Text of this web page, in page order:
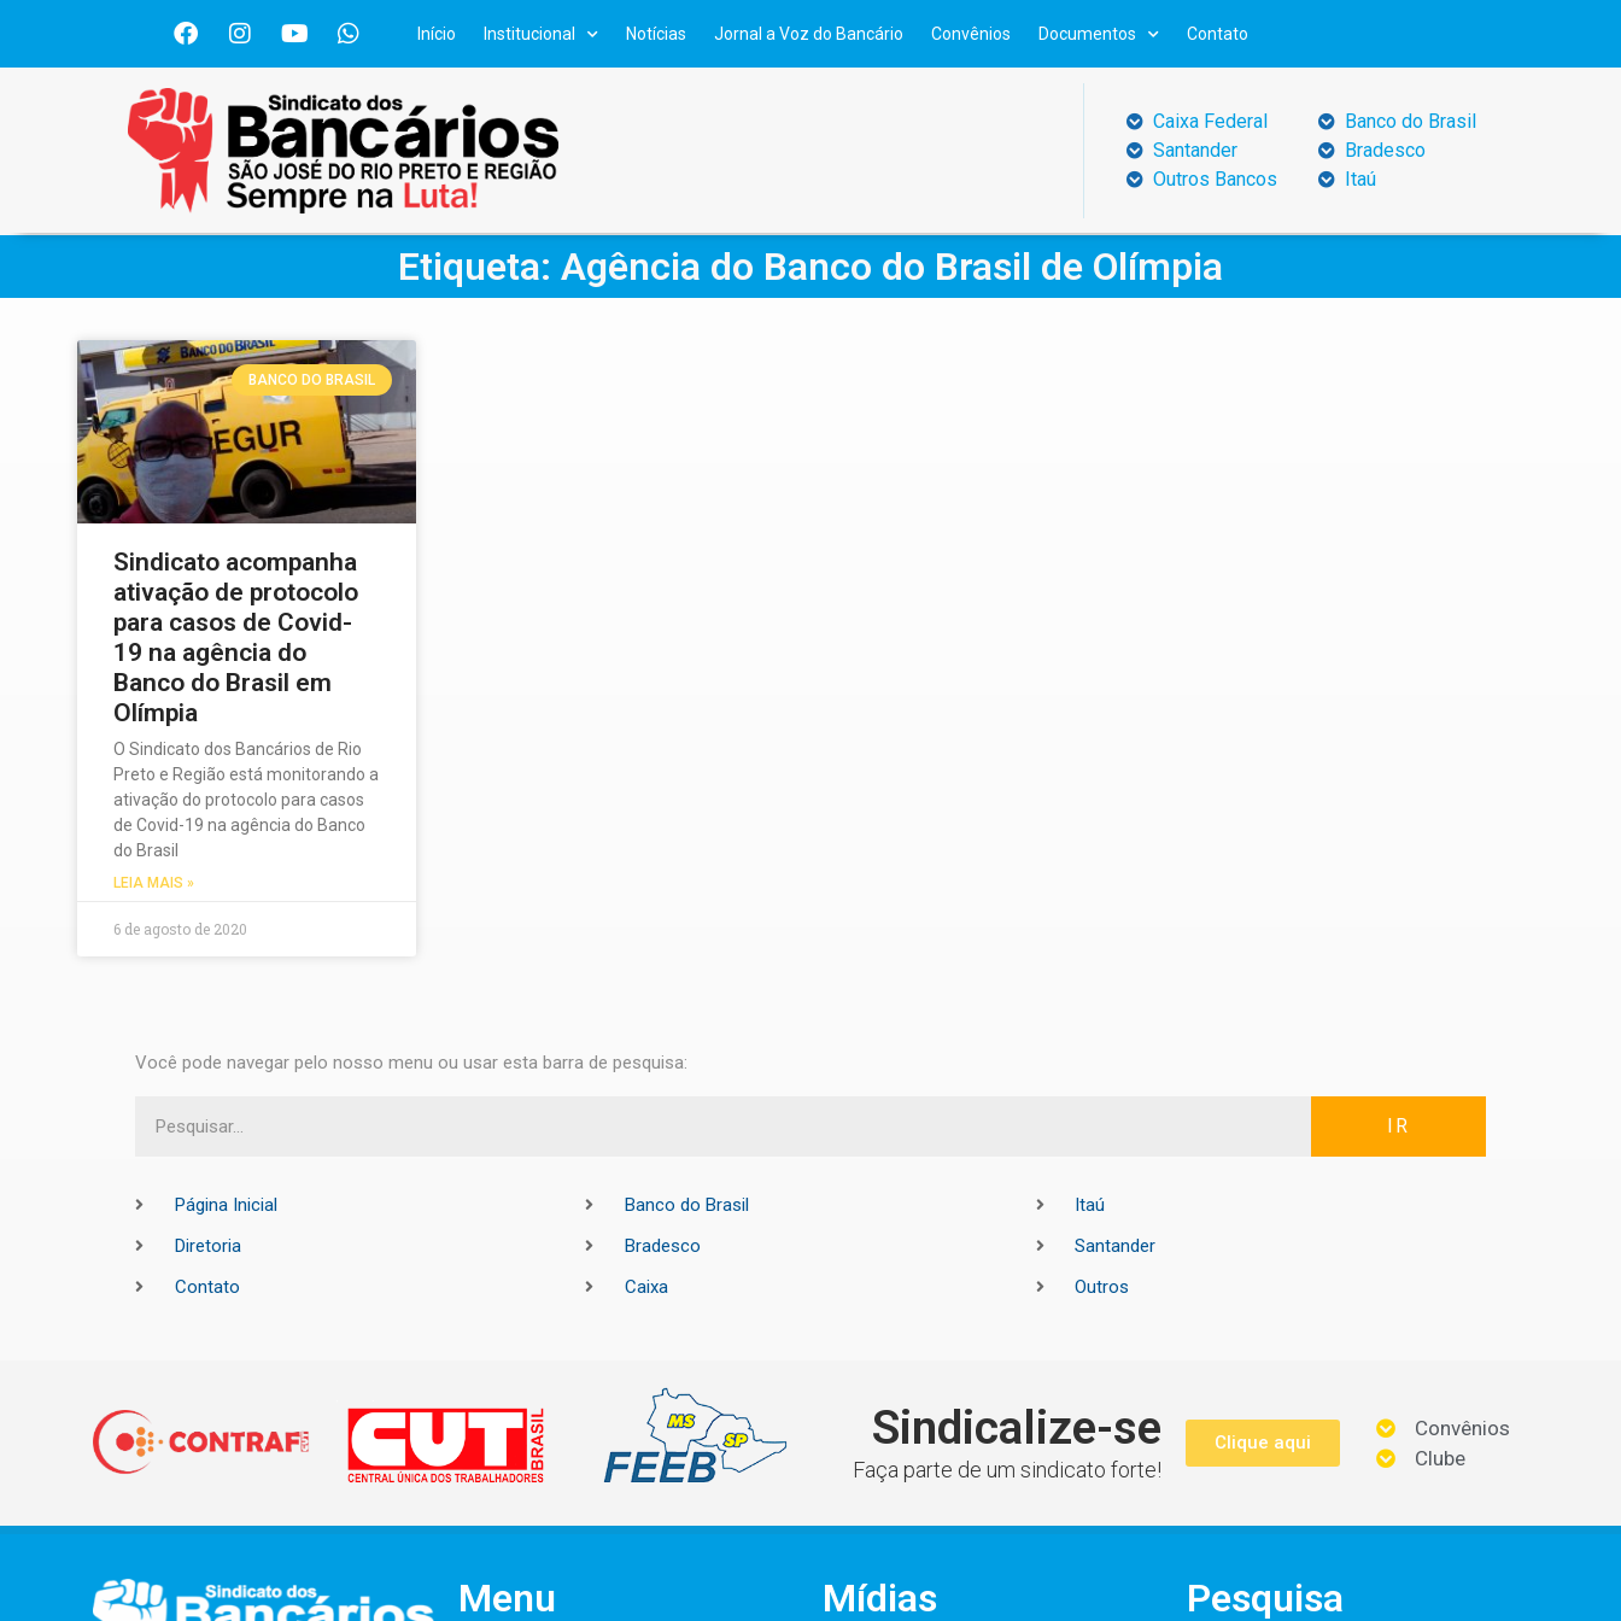
Início Institucional Notícias Jornal a Voz do Bancário Convênios Documentos Contato
Caixa Federal
Santander
Outros Bancos
Banco do Brasil
Bradesco
Itaú
Etiqueta: Agência do Banco do Brasil de Olímpia
BANCO DO BRASIL
Sindicato acompanha
ativação de protocolo
para casos de Covid-
19 na agência do
Banco do Brasil em
Olímpia
O Sindicato dos Bancários de Rio
Preto e Região está monitorando a
ativação do protocolo para casos
de Covid-19 na agência do Banco
do Brasil
LEIA MAIS »
6 de agosto de 2020
Você pode navegar pelo nosso menu ou usar esta barra de pesquisa:
IR
Página Inicial
Diretoria
Contato
Banco do Brasil
Bradesco
Caixa
Itaú
Santander
Outros
Sindicalize-se
Faça parte de um sindicato forte!
Clique aqui
Convênios
Clube
Menu Mídias Pesquisa